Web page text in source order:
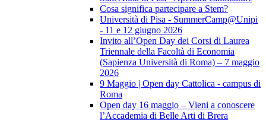
Cosa significa partecipare a Stem?
Università di Pisa - SummerCamp@Unipi
- 11 e 12 giugno 2026
Invito all’Open Day dei Corsi di Laurea
Triennale della Facoltà di Economia
(Sapienza Università di Roma) – 7 maggio
2026
9 Maggio | Open day Cattolica - campus di
Roma
Open day 16 maggio – Vieni a conoscere
l’Accademia di Belle Arti di Brera